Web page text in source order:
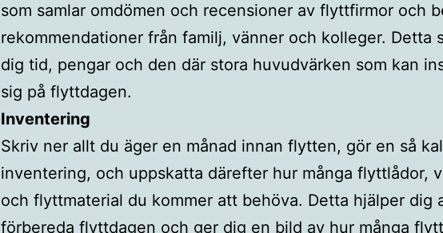
som samlar omdömen och recensioner av flyttfirmor och
rekommendationer från familj, vänner och kolleger. Detta
dig tid, pengar och den där stora huvudvärken som kan
sig på flyttdagen.
Inventering
Skriv ner allt du äger en månad innan flytten, gör en så
inventering, och uppskatta därefter hur många flyttlådor,
och flyttmaterial du kommer att behöva. Detta hjälper dig
förbereda flyttdagen och ger dig en bild av hur många